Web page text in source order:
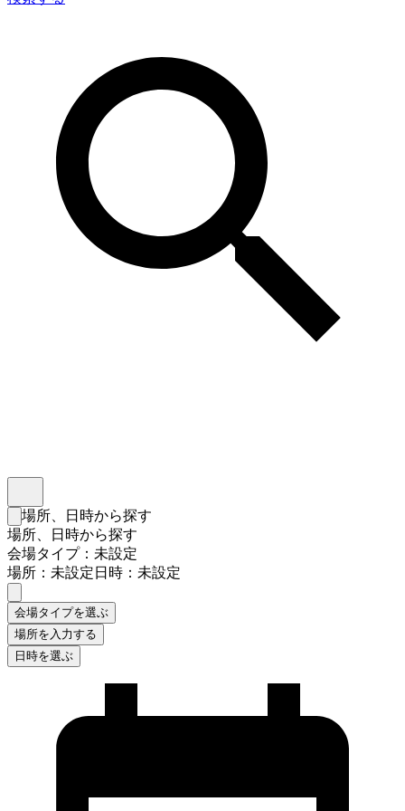
検索フォームを閉じる
場所、日時から探す
場所、日時から探す
会場タイプ：未設定
場所：未設定日時：未設定
会場タイプを選ぶ
場所を入力する
日時を選ぶ